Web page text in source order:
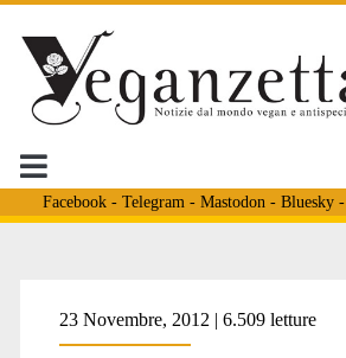
Facebook- Telegram - Mastodon - Bluesky-
Tag:
23 Novembre, 2012 | 6.509 letture